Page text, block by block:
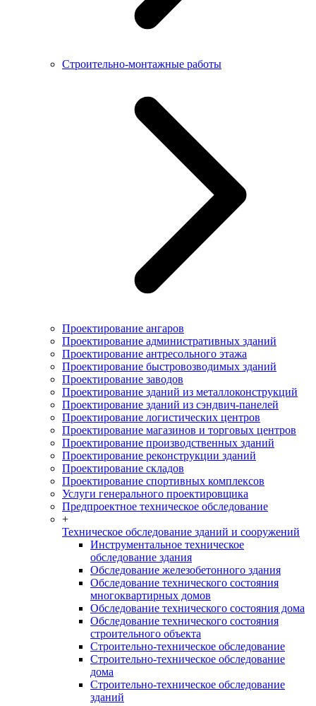
Строительно-монтажные работы
Проектирование ангаров
Проектирование административных зданий
Проектирование антресольного этажа
Проектирование быстровозводимых зданий
Проектирование заводов
Проектирование зданий из металлоконструкций
Проектирование зданий из сэндвич-панелей
Проектирование логистических центров
Проектирование магазинов и торговых центров
Проектирование производственных зданий
Проектирование реконструкции зданий
Проектирование складов
Проектирование спортивных комплексов
Услуги генерального проектировщика
Предпроектное техническое обследование
+
Техническое обследование зданий и сооружений
Инструментальное техническое
обследование здания
Обследование железобетонного здания
Обследование технического состояния
многоквартирных домов
Обследование технического состояния дома
Обследование технического состояния
строительного объекта
Строительно-техническое обследование
Строительно-техническое обследование
дома
Строительно-техническое обследование
зданий